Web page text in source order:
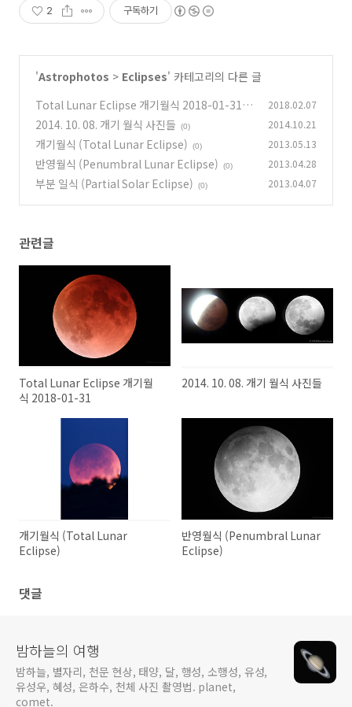
2 구독하기
'Astrophotos > Eclipses' 카테고리의 다른 글
Total Lunar Eclipse 개기월식 2018-01-31
(0)
2018.02.07
2014. 10. 08. 개기 월식 사진들 (0) 2014.10.21
개기월식 (Total Lunar Eclipse) (0) 2013.05.13
반영월식 (Penumbral Lunar Eclipse) (0) 2013.04.28
부분 일식 (Partial Solar Eclipse) (0) 2013.04.07
관련글
Total Lunar Eclipse 개기월
식 2018-01-31
2014. 10. 08. 개기 월식 사진들
개기월식 (Total Lunar
Eclipse)
반영월식 (Penumbral Lunar
Eclipse)
댓글
밤하늘의 여행
밤하늘, 별자리, 천문 현상, 태양, 달, 행성, 소행성, 유성,
유성우, 혜성, 은하수, 천체 사진 촬영법. planet,
comet.